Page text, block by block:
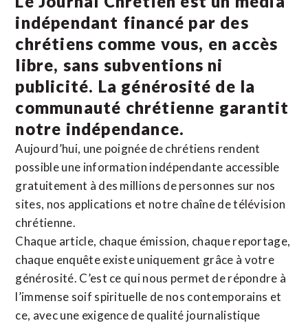
indépendant financé par des
chrétiens comme vous, en accès
libre, sans subventions ni
publicité. La générosité de la
communauté chrétienne garantit
notre indépendance.
Aujourd’hui, une poignée de chrétiens rendent
possible une information indépendante accessible
gratuitement à des millions de personnes sur nos
sites, nos applications et notre chaîne de télévision
chrétienne.
Chaque article, chaque émission, chaque reportage,
chaque enquête existe uniquement grâce à votre
générosité. C’est ce qui nous permet de répondre à
l’immense soif spirituelle de nos contemporains et
ce, avec une exigence de qualité journalistique